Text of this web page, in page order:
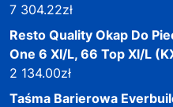
7 304.22zł
Resto Quality Okap Do
One 6 Xl/L, 66 Top Xl/L
2 134.00zł
Taśma Barierowa